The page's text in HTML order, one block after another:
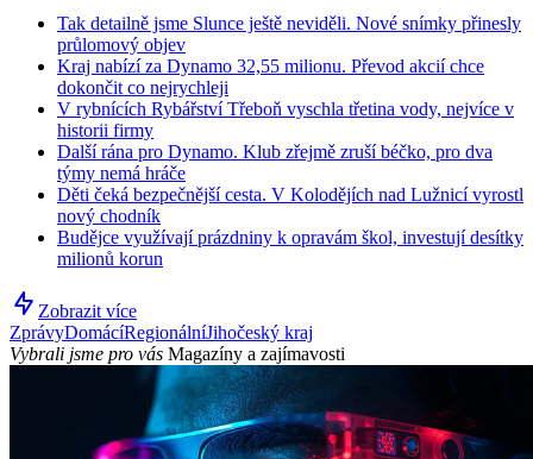
Tak detailně jsme Slunce ještě neviděli. Nové snímky přinesly
průlomový objev
Kraj nabízí za Dynamo 32,55 milionu. Převod akcií chce
dokončit co nejrychleji
V rybnících Rybářství Třeboň vyschla třetina vody, nejvíce v
historii firmy
Další rána pro Dynamo. Klub zřejmě zruší béčko, pro dva
týmy nemá hráče
Děti čeká bezpečnější cesta. V Kolodějích nad Lužnicí vyrostl
nový chodník
Budějce využívají prázdniny k opravám škol, investují desítky
milionů korun
Zobrazit více
ZprávyDomácíRegionálníJihočeský kraj
Vybrali jsme pro vás Magazíny a zajímavosti